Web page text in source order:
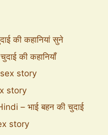
की कहानियां सुने
की कहानियाँ
story
story
– भाई बहन की चुदाई
story